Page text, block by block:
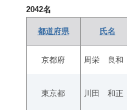
2042名
都道府県 氏名
京都府 周栄 良和
東京都 川田 和正